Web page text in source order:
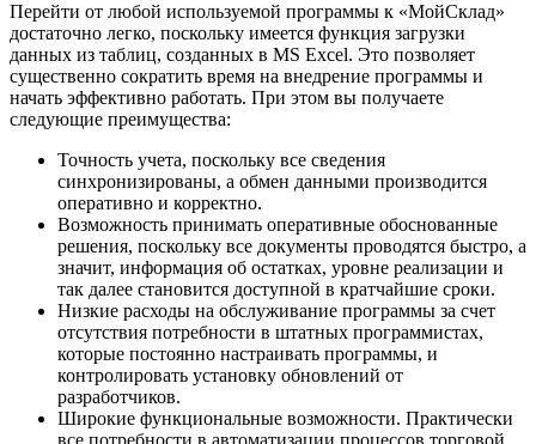
Перейти от любой используемой программы к «МойСклад»
достаточно легко, поскольку имеется функция загрузки
данных из таблиц, созданных в MS Excel. Это позволяет
существенно сократить время на внедрение программы и
начать эффективно работать. При этом вы получаете
следующие преимущества:
Точность учета, поскольку все сведения
синхронизированы, а обмен данными производится
оперативно и корректно.
Возможность принимать оперативные обоснованные
решения, поскольку все документы проводятся быстро, а
значит, информация об остатках, уровне реализации и
так далее становится доступной в кратчайшие сроки.
Низкие расходы на обслуживание программы за счет
отсутствия потребности в штатных программистах,
которые постоянно настраивать программы, и
контролировать установку обновлений от
разработчиков.
Широкие функциональные возможности. Практически